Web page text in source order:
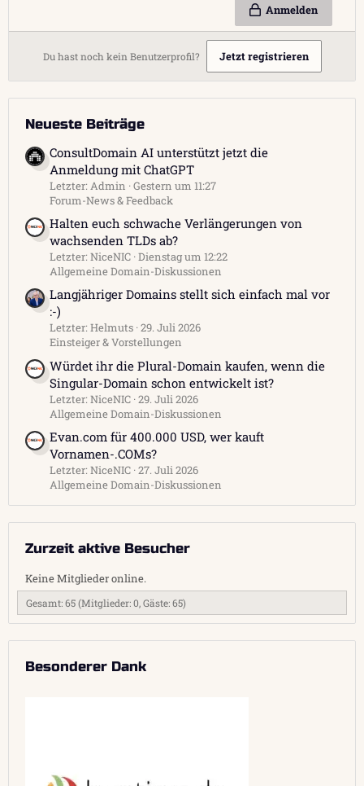
Anmelden
Du hast noch kein Benutzerprofil? Jetzt registrieren
Neueste Beiträge
ConsultDomain AI unterstützt jetzt die
Anmeldung mit ChatGPT
Letzter: Admin Gestern um 11:27
Forum-News & Feedback
Halten euch schwache Verlängerungen von
wachsenden TLDs ab?
Letzter: NiceNIC Dienstag um 12:22
Allgemeine Domain-Diskussionen
Langjähriger Domains stellt sich einfach mal vor
:-)
Letzter: Helmuts 29. Juli 2026
Einsteiger & Vorstellungen
Würdet ihr die Plural-Domain kaufen, wenn die
Singular-Domain schon entwickelt ist?
Letzter: NiceNIC 29. Juli 2026
Allgemeine Domain-Diskussionen
Evan.com für 400.000 USD, wer kauft
Vornamen-.COMs?
Letzter: NiceNIC 27. Juli 2026
Allgemeine Domain-Diskussionen
Zurzeit aktive Besucher
Keine Mitglieder online.
Gesamt: 65 (Mitglieder: 0, Gäste: 65)
Besonderer Dank